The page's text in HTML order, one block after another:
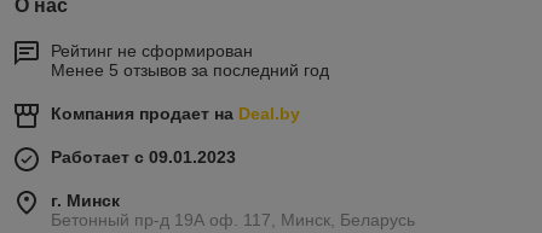
О нас
Рейтинг не сформирован
Менее 5 отзывов за последний год
Компания продает на Deal.by
Работает с 09.01.2023
г. Минск
Бетонный пр-д 19А оф. 117, Минск, Беларусь